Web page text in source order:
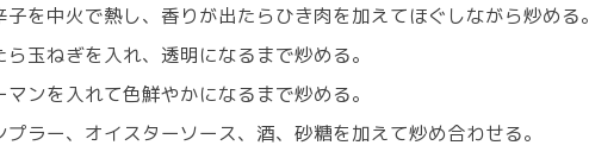
子を中火で熱し、香りが出たらひき肉を加えてほぐしながら炒める。
ら玉ねぎを入れ、透明になるまで炒める。
マンを入れて色鮮やかになるまで炒める。
ラー、オイスターソース、酒、砂糖を加えて炒め合わせる。